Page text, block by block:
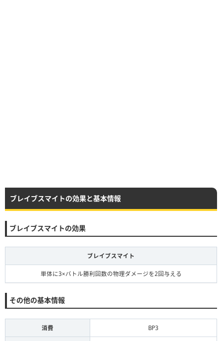
ブレイブスマイトの効果と基本情報
ブレイブスマイトの効果
ブレイブスマイト
単体に3×バトル勝利回数の物理ダメージを2回与える
その他の基本情報
消費 BP3